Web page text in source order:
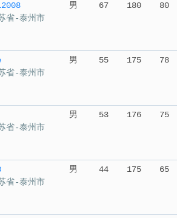
男 67 180 80
省-泰州市
男 55 175 78
省-泰州市
男 53 176 75
省-泰州市
男 44 175 65
省-泰州市